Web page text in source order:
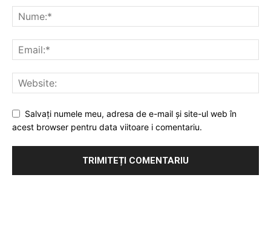
Salvați numele meu, adresa de e-mail și site-ul web în
acest browser pentru data viitoare i comentariu.